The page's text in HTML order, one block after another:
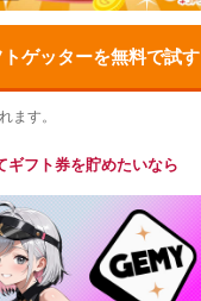
トゲッターを無料で試す
ます。
フト券を貯めたいなら